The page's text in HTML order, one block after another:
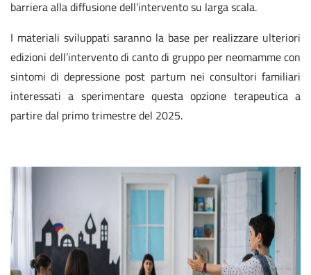
barriera alla diffusione dell’intervento su larga scala.
I materiali sviluppati saranno la base per realizzare ulteriori
edizioni dell’intervento di canto di gruppo per neomamme con
sintomi di depressione post partum nei consultori familiari
interessati a sperimentare questa opzione terapeutica a
partire dal primo trimestre del 2025.